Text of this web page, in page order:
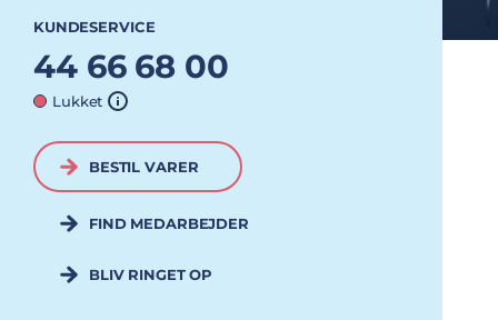
KUNDESERVICE
44 66 68 00
Lukket
BESTIL VARER
FIND MEDARBEJDER
BLIV RINGET OP